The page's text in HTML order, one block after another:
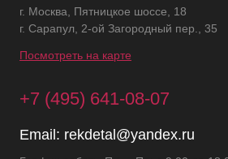
г. Москва, Пятницкое шоссе, 18
г. Сарапул, 2-ой Загородный пер., 35
Посмотреть на карте
+7 (495) 641-08-07
Email: rekdetal@yandex.ru